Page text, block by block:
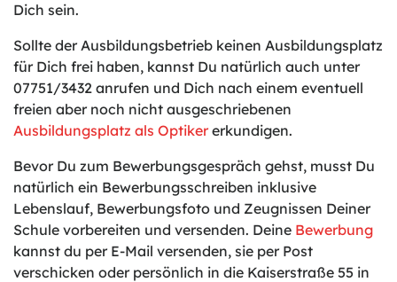
Dich sein.
Sollte der Ausbildungsbetrieb keinen Ausbildungsplatz
für Dich frei haben, kannst Du natürlich auch unter
07751/3432 anrufen und Dich nach einem eventuell
freien aber noch nicht ausgeschriebenen
Ausbildungsplatz als Optiker erkundigen.
Bevor Du zum Bewerbungsgespräch gehst, musst Du
natürlich ein Bewerbungsschreiben inklusive
Lebenslauf, Bewerbungsfoto und Zeugnissen Deiner
Schule vorbereiten und versenden. Deine Bewerbung
kannst du per E-Mail versenden, sie per Post
verschicken oder persönlich in die Kaiserstraße 55 in